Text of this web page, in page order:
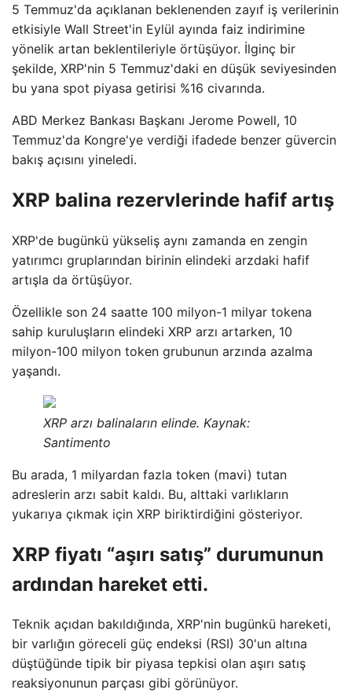
5 Temmuz'da açıklanan beklenenden zayıf iş verilerinin
etkisiyle Wall Street'in Eylül ayında faiz indirimine
yönelik artan beklentileriyle örtüşüyor. İlginç bir
şekilde, XRP'nin 5 Temmuz'daki en düşük seviyesinden
bu yana spot piyasa getirisi %16 civarında.
ABD Merkez Bankası Başkanı Jerome Powell, 10
Temmuz'da Kongre'ye verdiği ifadede benzer güvercin
bakış açısını yineledi.
XRP balina rezervlerinde hafif artış
XRP'de bugünkü yükseliş aynı zamanda en zengin
yatırımcı gruplarından birinin elindeki arzdaki hafif
artışla da örtüşüyor.
Özellikle son 24 saatte 100 milyon-1 milyar tokena
sahip kuruluşların elindeki XRP arzı artarken, 10
milyon-100 milyon token grubunun arzında azalma
yaşandı.
XRP arzı balinaların elinde. Kaynak:
Santimento
Bu arada, 1 milyardan fazla token (mavi) tutan
adreslerin arzı sabit kaldı. Bu, alttaki varlıkların
yukarıya çıkmak için XRP biriktirdiğini gösteriyor.
XRP fiyatı “aşırı satış” durumunun
ardından hareket etti.
Teknik açıdan bakıldığında, XRP'nin bugünkü hareketi,
bir varlığın göreceli güç endeksi (RSI) 30'un altına
düştüğünde tipik bir piyasa tepkisi olan aşırı satış
reaksiyonunun parçası gibi görünüyor.